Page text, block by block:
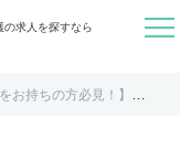
の求人を探すなら 
お持ちの方必見！】オ